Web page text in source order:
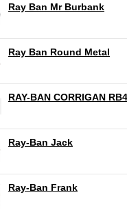
Ray Ban Mr Burbank
Ray Ban Round Metal
RAY-BAN CORRIGAN
Ray-Ban Jack
Ray-Ban Frank